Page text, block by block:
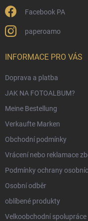
Facebook PA
paperoamo
INFORMACE PRO VÁS
Doprava a platba
JAK NA FOTOALBUM?
Meine Bestellung
Verkaufte Marken
Obchodní podmínky
Vrácení nebo reklamace
Podmínky ochrany
Osobní odběr
oblíbené produkty
Velkoobchodní spolupráce